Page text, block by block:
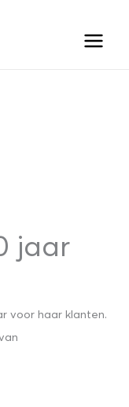
jaar
voor haar klanten.